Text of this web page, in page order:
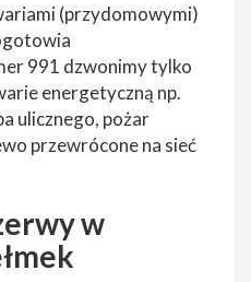
(przydomowymi)
991 dzwonimy tylko
energetyczną np.
ulicznego, pożar
przewrócone na sieć
w